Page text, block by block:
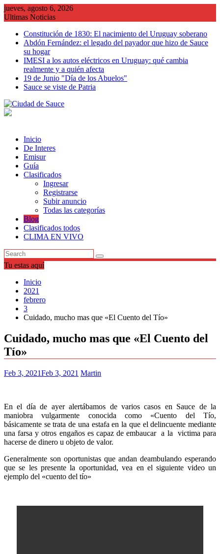
Saltar
al
jueves, agosto 6, 2026
Ultimas Noticias
Constitución de 1830: El nacimiento del Uruguay soberano
Abdón Fernández: el legado del payador que hizo de Sauce
su hogar
IMESI a los autos eléctricos en Uruguay: qué cambia
realmente y a quién afecta
19 de Junio "Día de los Abuelos"
Sauce se viste de Patria
Inicio
De Interes
Emisur
Guía
Clasificados
Ingresar
Registrarse
Subir anuncio
Todas las categorías
Blog
Clasificados todos
CLIMA EN VIVO
Tu estas aquí
Inicio
2021
febrero
3
Cuidado, mucho mas que «El Cuento del Tío»
Cuidado, mucho mas que «El Cuento del
Tío»
Feb 3, 2021Feb 3, 2021 Martin
En el día de ayer alertábamos de varios casos en Sauce de la
maniobra vulgarmente conocida como «Cuento del Tío,
básicamente se trata de una estafa en la que el delincuente mediante
una farsa y otros engaños es capaz de embaucar a la victima para
hacerse de dinero u objeto de valor.
Generalmente son oportunistas que andan deambulando esperando
que se les presente la oportunidad, vea en el siguiente video un
ejemplo del «cuento del tío»